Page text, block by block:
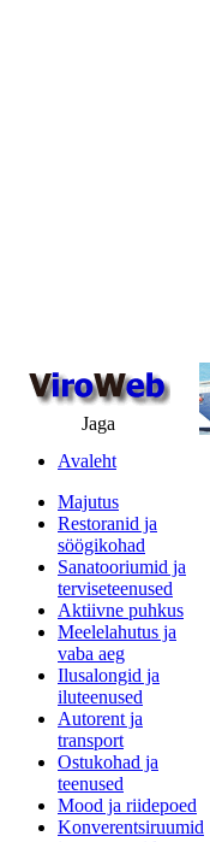
Jaga
Avaleht
Majutus
Restoranid ja
söögikohad
Sanatooriumid ja
terviseteenused
Aktiivne puhkus
Meelelahutus ja
vaba aeg
Ilusalongid ja
iluteenused
Autorent ja
transport
Ostukohad ja
teenused
Mood ja riidepoed
Konverentsiruumid